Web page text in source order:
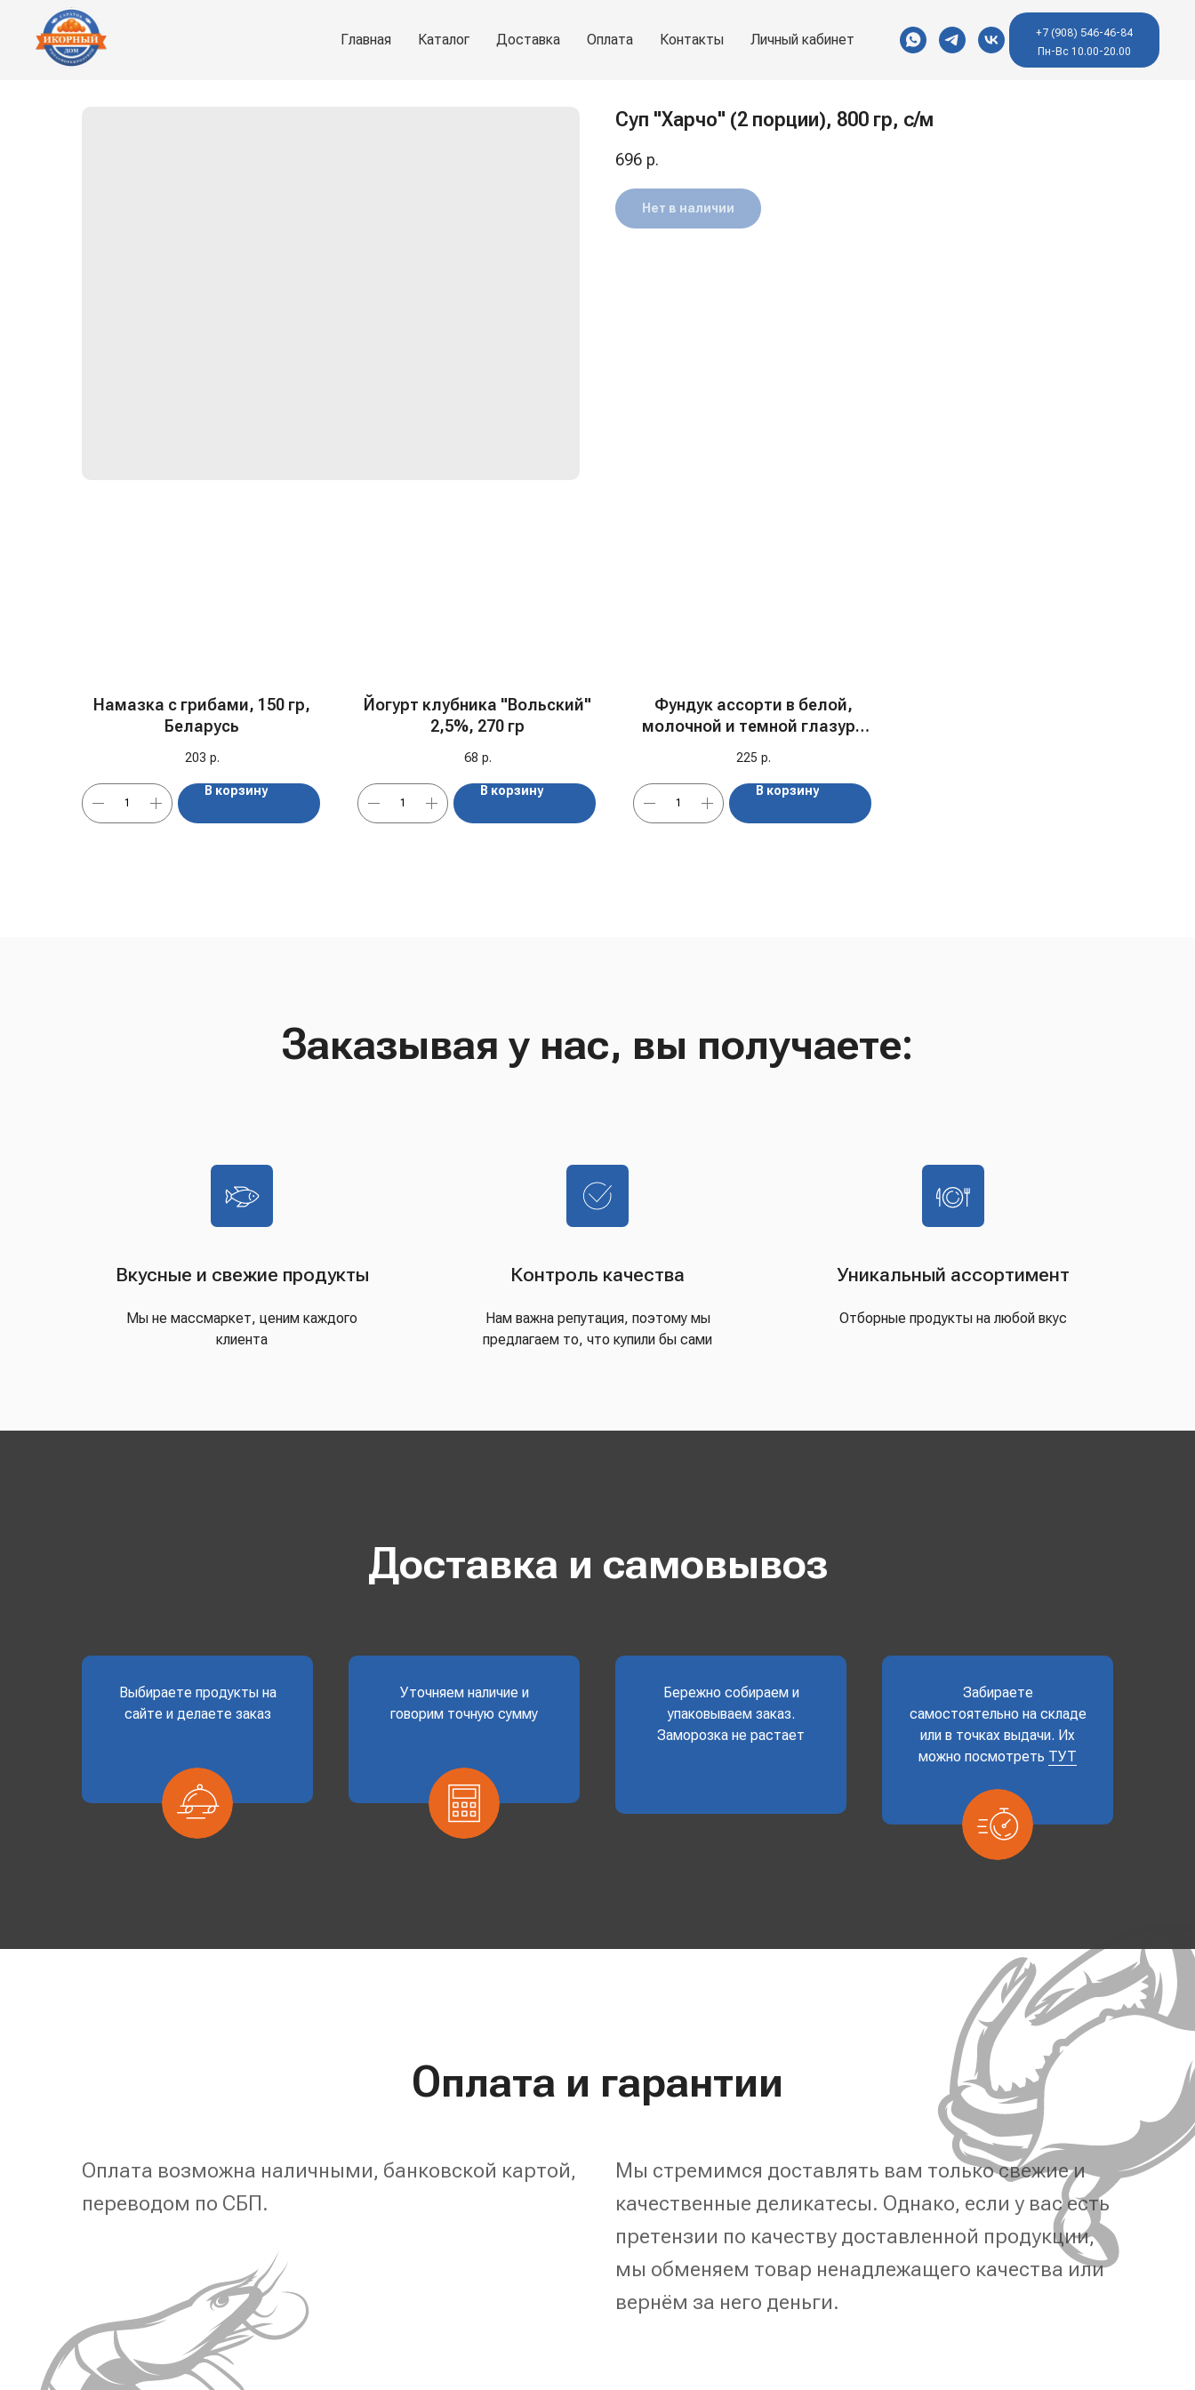
Главная Каталог Доставка Оплата Контакты Личный кабинет
+7 (908) 546-46-84
Пн-Вс 10.00-20.00
Суп "Харчо" (2 порции), 800 гр, с/м
696 р.
Нет в наличии
Намазка с грибами, 150 гр,
Беларусь
203 р.
В корзину
Йогурт клубника "Вольский"
2,5%, 270 гр
68 р.
В корзину
Фундук ассорти в белой,
молочной и темной глазури
225 р.
В корзину
Заказывая у нас, вы получаете:
Вкусные и свежие продукты
Мы не массмаркет, ценим каждого
клиента
Контроль качества
Нам важна репутация, поэтому мы
предлагаем то, что купили бы сами
Уникальный ассортимент
Отборные продукты на любой вкус
Доставка и самовывоз
Выбираете продукты на
сайте и делаете заказ
Уточняем наличие и
говорим точную сумму
Бережно собираем и
упаковываем заказ.
Заморозка не растает
Забираете
самостоятельно на складе
или в точках выдачи. Их
можно посмотреть ТУТ
Оплата и гарантии
Оплата возможна наличными, банковской картой,
переводом по СБП.
Мы стремимся доставлять вам только свежие и
качественные деликатесы. Однако, если у вас есть
претензии по качеству доставленной продукции,
мы обменяем товар ненадлежащего качества или
вернём за него деньги.